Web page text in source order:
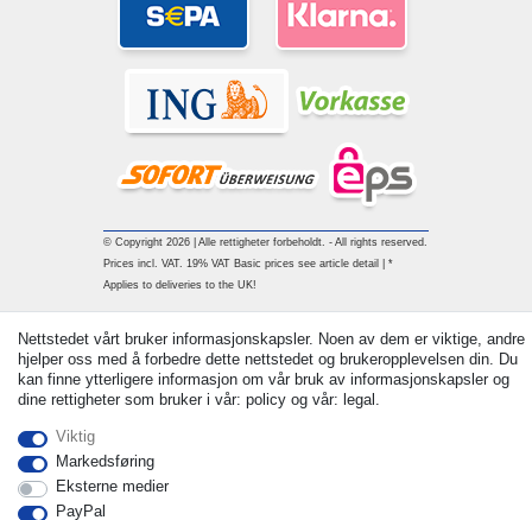
© Copyright 2026 | Alle rettigheter forbeholdt. - All rights reserved.
Prices incl. VAT. 19% VAT Basic prices see article detail | *
Applies to deliveries to the UK!
Nettstedet vårt bruker informasjonskapsler. Noen av dem er viktige, andre
hjelper oss med å forbedre dette nettstedet og brukeropplevelsen din. Du
kan finne ytterligere informasjon om vår bruk av informasjonskapsler og
dine rettigheter som bruker i vår: policy og vår: legal.
Viktig
Markedsføring
Eksterne medier
PayPal
Withdraw from contract here
Ta kontakt med